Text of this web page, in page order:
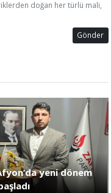
doğan her türlü mali,
Gönder
yeni dönem